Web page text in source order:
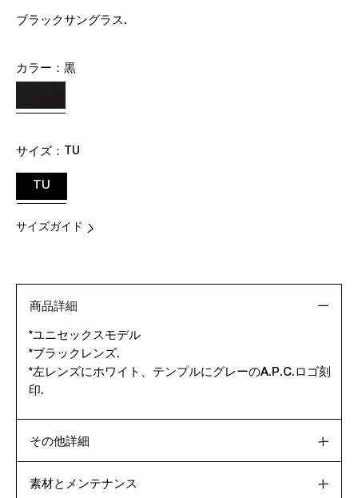
ブラックサングラス.
カラー： 黒
サイズ： TU
TU
サイズガイド
商品詳細
*ユニセックスモデル
*ブラックレンズ.
*左レンズにホワイト、テンプルにグレーのA.P.C.ロゴ刻
印.
その他詳細
素材とメンテナンス